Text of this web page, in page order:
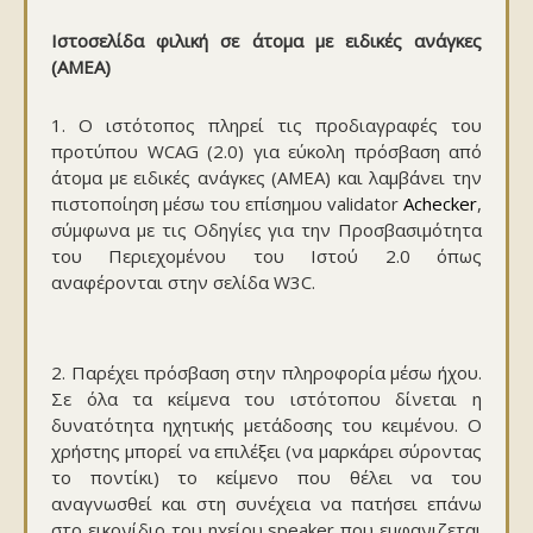
Ιστοσελίδα φιλική σε άτομα με ειδικές ανάγκες
(ΑΜΕΑ)
1. Ο ιστότοπος πληρεί τις προδιαγραφές του
προτύπου WCAG (2.0) για εύκολη πρόσβαση από
άτομα με ειδικές ανάγκες (ΑΜΕΑ) και λαμβάνει την
πιστοποίηση μέσω του επίσημου validator Achecker,
σύμφωνα με τις Οδηγίες για την Προσβασιμότητα
του Περιεχομένου του Ιστού 2.0 όπως
αναφέρονται στην σελίδα W3C.
2. Παρέχει πρόσβαση στην πληροφορία μέσω ήχου.
Σε όλα τα κείμενα του ιστότοπου δίνεται η
δυνατότητα ηχητικής μετάδοσης του κειμένου. Ο
χρήστης μπορεί να επιλέξει (να μαρκάρει σύροντας
το ποντίκι) το κείμενο που θέλει να του
αναγνωσθεί και στη συνέχεια να πατήσει επάνω